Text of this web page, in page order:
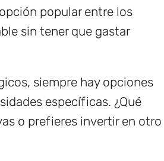
popular entre los
sin tener que gastar
siempre hay opciones
específicas. ¿Qué
o prefieres invertir en otro